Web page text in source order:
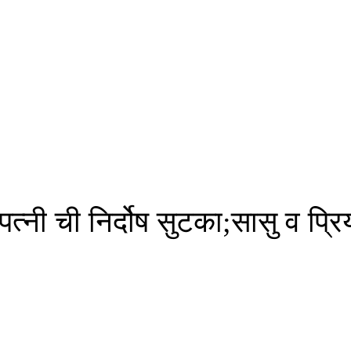
ची निर्दोष सुटका;सासु व